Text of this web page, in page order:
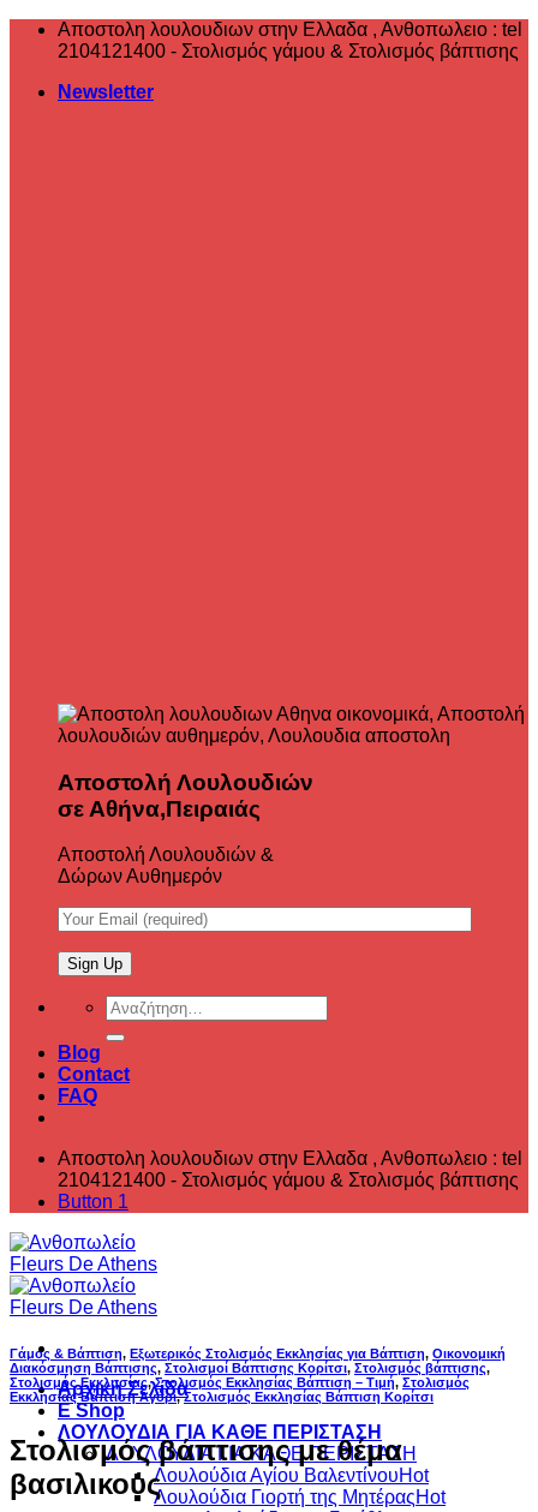
ΜετάβασηΑποστολη λουλουδιων στην Ελλαδα , ‎Ανθοπωλειο : tel
2104121400 - Στολισμός γάμου & Στολισμός βάπτισης
Newsletter
Αποστολή Λουλουδιών
σε Αθήνα,Πειραιάς
Αποστολή Λουλουδιών &
Δώρων Αυθημερόν
Αναζήτηση
για:
Blog
Contact
FAQ
Αποστολη λουλουδιων στην Ελλαδα , ‎Ανθοπωλειο : tel
2104121400 - Στολισμός γάμου & Στολισμός βάπτισης
Button 1
Αρχική Σελίδα
E Shop
ΛΟΥΛΟΥΔΙΑ ΓΙΑ ΚΑΘΕ ΠΕΡΙΣΤΑΣΗ
ΛΟΥΛΟΥΔΙΑ ΓΙΑ ΚΑΘΕ ΠΕΡΙΣΤΑΣΗ
Λουλούδια Αγίου Βαλεντίνου
Λουλούδια Γιορτή της Μητέρας
Γάμος & Βάπτιση, Εξωτερικός Στολισμός Εκκλησίας για Βάπτιση, Οικονομική
Διακόσμηση Βάπτισης, Στολισμοί Βάπτισης Κορίτσι, Στολισμός βάπτισης,
Στολισμός Εκκλησίας,Στολισμός Εκκλησίας Βάπτιση – Τιμή, Στολισμός
Εκκλησίας Βάπτιση Αγόρι,Στολισμός Εκκλησίας Βάπτιση Κορίτσι
Στολισμός βάπτισης με θέμα
βασιλικούς